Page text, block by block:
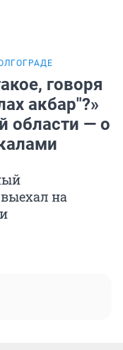
говоря
акбар"?»
области — о
на